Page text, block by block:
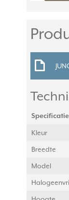
Specificatie
Kleur
Breedte
Model